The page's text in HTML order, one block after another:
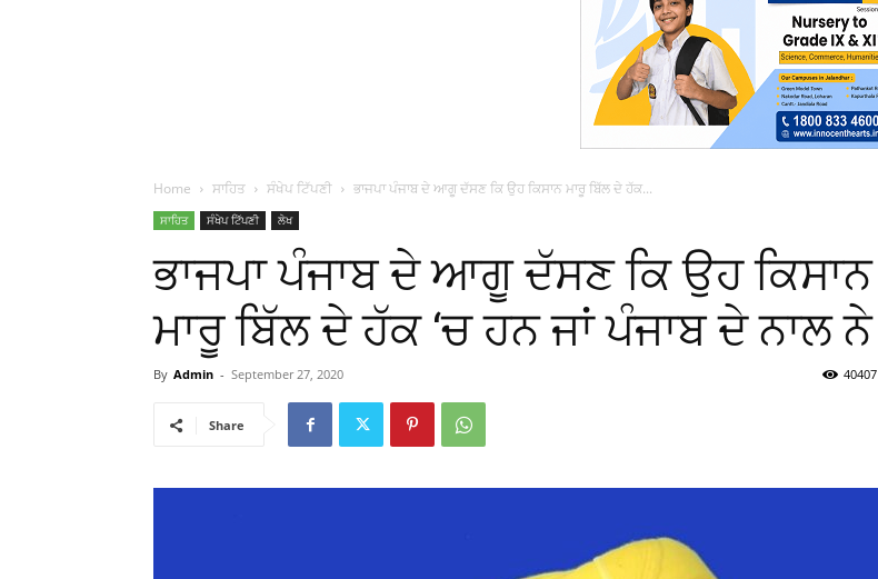
Home ਸਾਹਿਤ ਸੰਖੇਪ ਟਿੱਪਣੀ ਭਾਜਪਾ ਪੰਜਾਬ ਦੇ ਆਗੂ ਦੱਸਣ ਕਿ ਉਹ ਕਿਸਾਨ ਮਾਰੂ ਬਿੱਲ ਦੇ ਹੱਕ...
ਸਾਹਿਤ ਸੰਖੇਪ ਟਿੱਪਣੀ ਲੇਖ
ਭਾਜਪਾ ਪੰਜਾਬ ਦੇ ਆਗੂ ਦੱਸਣ ਕਿ ਉਹ ਕਿਸਾਨ
ਮਾਰੂ ਬਿੱਲ ਦੇ ਹੱਕ ‘ਚ ਹਨ ਜਾਂ ਪੰਜਾਬ ਦੇ ਨਾਲ ਨੇ
By Admin - September 27, 2020 40407
Share